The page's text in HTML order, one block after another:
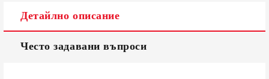
Съгласен съм с
Ние ще се свържем с вас в рамките на работния ден.
Детайлно описание
Често задавани въпроси